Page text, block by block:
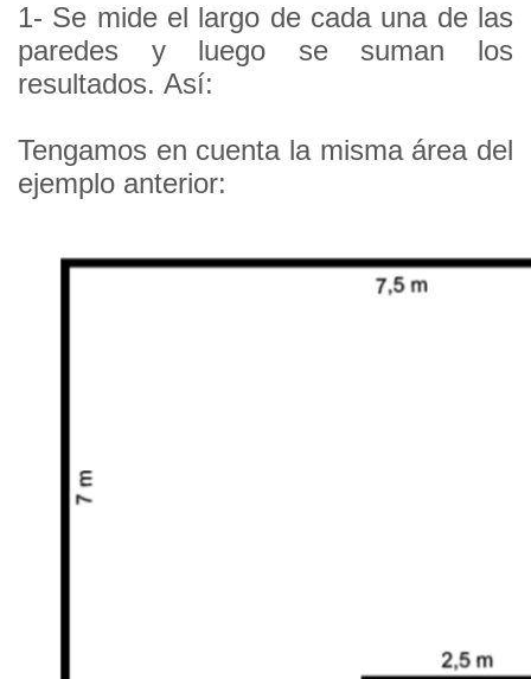
1- Se mide el largo de cada una de las
paredes y luego se suman los
resultados. Así:
Tengamos en cuenta la misma área del
ejemplo anterior: